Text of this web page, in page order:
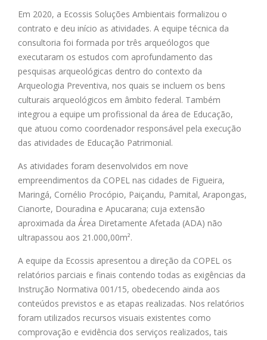
Em 2020, a Ecossis Soluções Ambientais formalizou o
contrato e deu início as atividades. A equipe técnica da
consultoria foi formada por três arqueólogos que
executaram os estudos com aprofundamento das
pesquisas arqueológicas dentro do contexto da
Arqueologia Preventiva, nos quais se incluem os bens
culturais arqueológicos em âmbito federal. Também
integrou a equipe um profissional da área de Educação,
que atuou como coordenador responsável pela execução
das atividades de Educação Patrimonial.
As atividades foram desenvolvidos em nove
empreendimentos da COPEL nas cidades de Figueira,
Maringá, Cornélio Procópio, Paiçandu, Pamital, Arapongas,
Cianorte, Douradina e Apucarana; cuja extensão
aproximada da Área Diretamente Afetada (ADA) não
ultrapassou aos 21.000,00m².
A equipe da Ecossis apresentou a direção da COPEL os
relatórios parciais e finais contendo todas as exigências da
Instrução Normativa 001/15, obedecendo ainda aos
conteúdos previstos e as etapas realizadas. Nos relatórios
foram utilizados recursos visuais existentes como
comprovação e evidência dos serviços realizados, tais